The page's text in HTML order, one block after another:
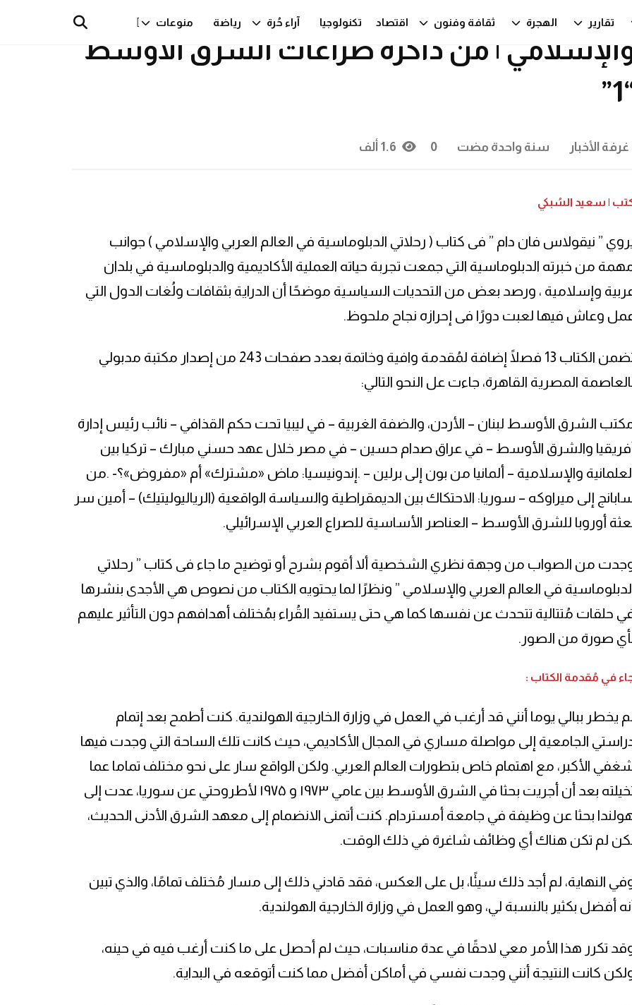
تقارير الهجرة ثقافة وفنون اقتصاد تكنولوجيا آراء حُرة رياضة منوعات
| من ذاكرة صراعات الشرق الأوسط
غرفة الأخبار سنة واحدة مضت 0 1.6 ألف
| سعيد السُبكي
” نيقولاس فان دام ” فى كتاب ( رحلاتي الدبلوماسية في العالم العربي والإسلامي ) جوانب
من خبرته الدبلوماسية التي جمعت تجربة حياته العملية الأكاديمية والدبلوماسية في بلدان
وإسلامية ، ورصد بعض من التحديات السياسية موضحًا أن الدراية بثقافات ولُغات الدول التي
وعاش فيها لعبت دورًا فى إحرازه نجاح ملحوظ.
تضمن الكتاب 13 فصلًا إضافة لمُقدمة وافية وخاتمة بعدد صفحات 243 من إصدار مكتبة مدبولي
المصرية القاهرة، جاءت عل النحو التالي:
الشرق الأوسط لبنان – الأردن، والضفة الغربية – في ليبيا تحت حكم القذافي – نائب رئيس إدارة
والشرق الأوسط – في عراق صدام حسين – في مصر خلال عهد حسني مبارك – تركيا بين
والإسلامية – ألمانيا من بون إلى برلين – .إندونيسيا: ماض «مشترك» أم «مفروض»؟- .من
إلى ميراوكه – سوريا: الاحتكاك بين الديمقراطية والسياسة الواقعية (الرياليوليتيك) – أمين سر
أوروبا للشرق الأوسط – العناصر الأساسية للصراع العربي الإسرائيلي.
من الصواب من وجهة نظري الشخصية ألا أقوم بشرح أو توضيح ما جاء فى كتاب ” رحلاتي
في العالم العربي والإسلامي ” ونظرًا لما يحتويه الكتاب من نصوص هي الأجدى بنشرها
حلقات مُتتالية تتحدث عن نفسها كما هي حتى يستفيد القُراء بمُختلف أهدافهم دون التأثير عليهم
صورة من الصور.
في مُقدمة الكتاب :
يخطر ببالي يوما أنني قد أرغب في العمل في وزارة الخارجية الهولندية. كنت أطمح بعد إتمام
الجامعية إلى مواصلة مساري في المجال الأكاديمي، حيث كانت تلك الساحة التي وجدت فيها
الأكبر، مع اهتمام خاص بتطورات العالم العربي. ولكن الواقع سار على نحو مختلف تماما عما
تخيلته بعد أن أجريت بحثا في الشرق الأوسط بين عامي ۱۹۷۳ و ۱۹۷۵ لأطروحتي عن سوريا، عدت إلى
بحثا عن وظيفة في جامعة أمستردام. كنت أتمنى الانضمام إلى معهد الشرق الأدنى الحديث،
لم تكن هناك أي وظائف شاغرة في ذلك الوقت.
النهاية، لم أجد ذلك سيئًا، بل على العكس، فقد قادني ذلك إلى مسار مُختلف تمامًا، والذي تبين
أفضل بكثير بالنسبة لي، وهو العمل في وزارة الخارجية الهولندية.
تكرر هذا الأمر معي لاحقًا في عدة مناسبات، حيث لم أحصل على ما كنت أرغب فيه في حينه،
كانت النتيجة أنني وجدت نفسي في أماكن أفضل مما كنت أتوقعه في البداية.